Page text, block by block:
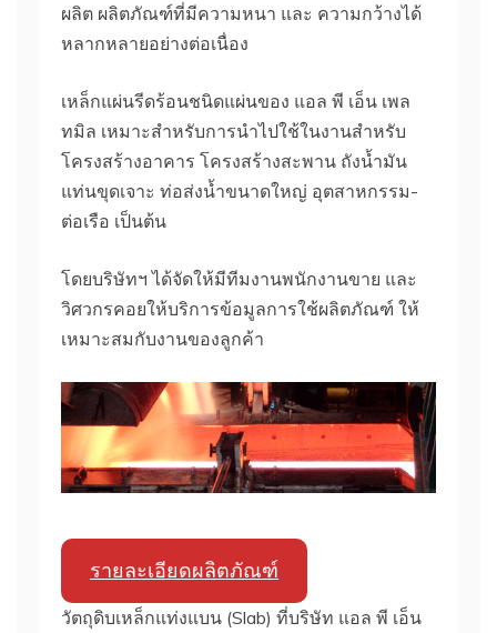
ผลิต ผลิตภัณฑ์ที่มีความหนา และ ความกว้างได้
หลากหลายอย่างต่อเนื่อง
เหล็กแผ่นรีดร้อนชนิดแผ่นของ แอล พี เอ็น เพล
ทมิล เหมาะสำหรับการนำไปใช้ในงานสำหรับ
โครงสร้างอาคาร โครงสร้างสะพาน ถังน้ำมัน
แท่นขุดเจาะ ท่อส่งน้ำขนาดใหญ่ อุตสาหกรรม-
ต่อเรือ เป็นต้น
โดยบริษัทฯ ได้จัดให้มีทีมงานพนักงานขาย และ
วิศวกรคอยให้บริการข้อมูลการใช้ผลิตภัณฑ์ ให้
เหมาะสมกับงานของลูกค้า
รายละเอียดผลิตภัณฑ์
วัตถุดิบเหล็กแท่งแบน (Slab) ที่บริษัท แอล พี เอ็น